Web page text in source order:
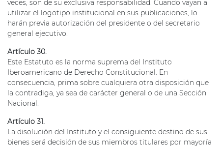
veces, son de su exclusiva responsabilidad. Cuando vayan a
utilizar el logotipo institucional en sus publicaciones, lo
harán previa autorización del presidente o del secretario
general ejecutivo.
Artículo 30.
Este Estatuto es la norma suprema del Instituto
Iberoamericano de Derecho Constitucional. En
consecuencia, prima sobre cualquiera otra disposición que
la contradiga, ya sea de carácter general o de una Sección
Nacional.
Artículo 31.
La disolución del Instituto y el consiguiente destino de sus
bienes será decisión de sus miembros titulares por mayoría